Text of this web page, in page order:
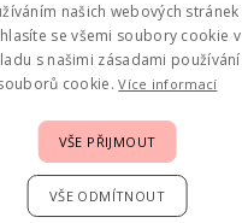
našich webových stránek
se všemi soubory cookie v
s našimi zásadami používání
cookie.Více informací
VŠE PŘIJMOUT
VŠE ODMÍTNOUT